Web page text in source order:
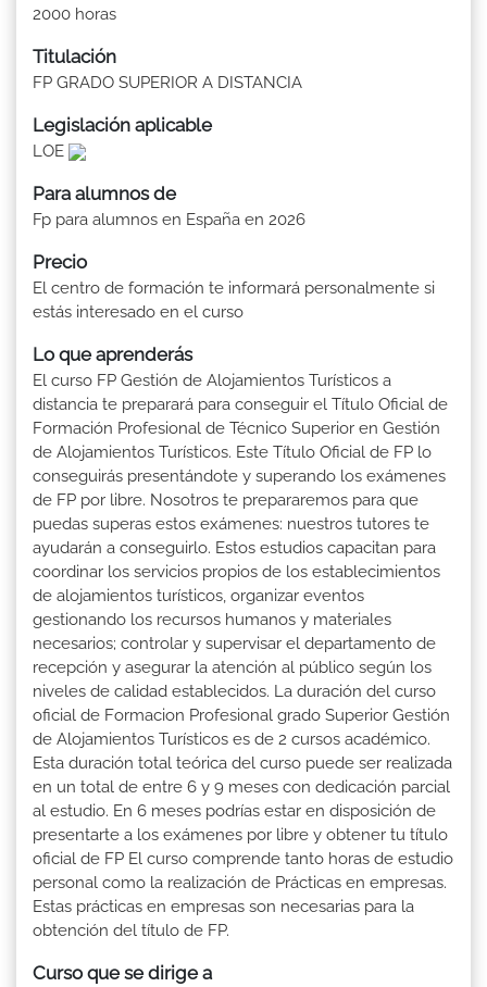
2000 horas
Titulación
FP GRADO SUPERIOR A DISTANCIA
Legislación aplicable
LOE
Para alumnos de
Fp para alumnos en España en 2026
Precio
El centro de formación te informará personalmente si
estás interesado en el curso
Lo que aprenderás
El curso FP Gestión de Alojamientos Turísticos a
distancia te preparará para conseguir el Título Oficial de
Formación Profesional de Técnico Superior en Gestión
de Alojamientos Turísticos. Este Título Oficial de FP lo
conseguirás presentándote y superando los exámenes
de FP por libre. Nosotros te prepararemos para que
puedas superas estos exámenes: nuestros tutores te
ayudarán a conseguirlo. Estos estudios capacitan para
coordinar los servicios propios de los establecimientos
de alojamientos turísticos, organizar eventos
gestionando los recursos humanos y materiales
necesarios; controlar y supervisar el departamento de
recepción y asegurar la atención al público según los
niveles de calidad establecidos. La duración del curso
oficial de Formacion Profesional grado Superior Gestión
de Alojamientos Turísticos es de 2 cursos académico.
Esta duración total teórica del curso puede ser realizada
en un total de entre 6 y 9 meses con dedicación parcial
al estudio. En 6 meses podrías estar en disposición de
presentarte a los exámenes por libre y obtener tu título
oficial de FP El curso comprende tanto horas de estudio
personal como la realización de Prácticas en empresas.
Estas prácticas en empresas son necesarias para la
obtención del título de FP.
Curso que se dirige a